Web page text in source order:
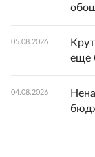
05.08.2026
еще
04.08.2026